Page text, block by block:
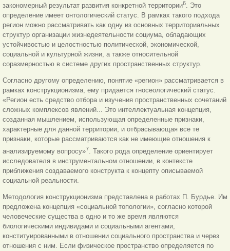
закономерный результат развития конкретной территории6. Это
определение имеет онтологический статус. В рамках такого подхода
регион можно рассматривать как одну из основных территориальных
структур организации жизнедеятельности социума, обладающих
устойчивостью и целостностью политической, экономической,
социальной и культурной жизни, а также относительной
соразмерностью в системе других пространственных структур.
Согласно другому определению, понятие «регион» рассматривается в
рамках конструкционизма, ему придается гносеологический статус.
«Регион есть средство отбора и изучения пространственных сочетаний
сложных комплексов явлений... Это интеллектуальная концепция,
созданная мышлением, использующая определенные признаки,
характерные для данной территории, и отбрасывающая все те
признаки, которые рассматриваются как не имеющие отношения к
анализируемому вопросу»7
. Такого рода определение ориентирует
исследователя в инструментальном отношении, в контексте
приближения создаваемого конструкта к концепту описываемой
социальной реальности.
Методология конструкционизма представлена в работах П. Бурдье. Им
предложена концепция «социальной топологии», согласно которой
человеческие существа в одно и то же время являются
биологическими индивидами и социальными агентами,
конституированными в отношении социального пространства и через
отношения с ним. Если физическое пространство определяется по